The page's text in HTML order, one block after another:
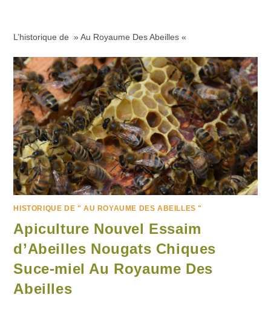
L’historique de » Au Royaume Des Abeilles «
HISTORIQUE DE " AU ROYAUME DES ABEILLES "
Apiculture Nouvel Essaim
d’Abeilles Nougats Chiques
Suce-miel Au Royaume Des
Abeilles